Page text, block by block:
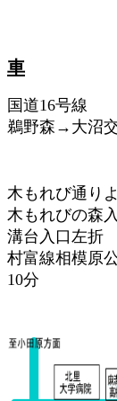
車
国道16号線
鵜野森→大沼
木もれび通り
木もれびの
溝台入口左折
村富線相模原
10分